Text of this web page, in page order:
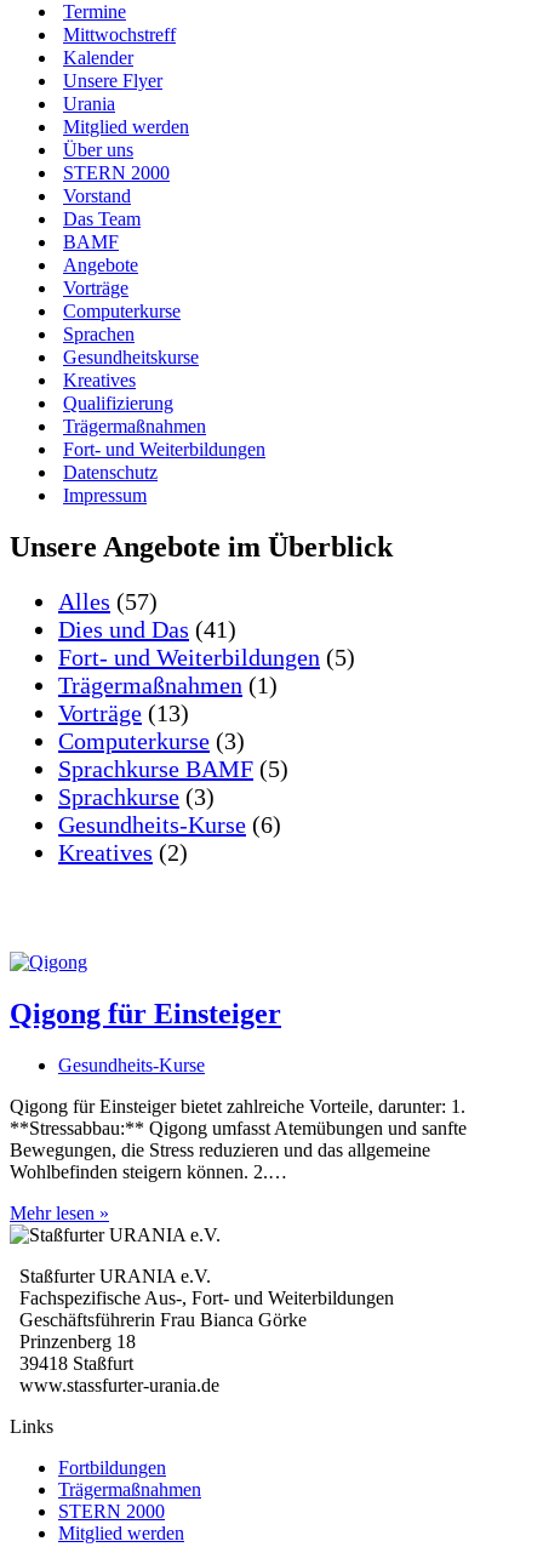
Termine
Mittwochstreff
Kalender
Unsere Flyer
Urania
Mitglied werden
Über uns
STERN 2000
Vorstand
Das Team
BAMF
Angebote
Vorträge
Computerkurse
Sprachen
Gesundheitskurse
Kreatives
Qualifizierung
Trägermaßnahmen
Fort- und Weiterbildungen
Datenschutz
Impressum
Unsere Angebote im Überblick
Alles (57)
Dies und Das (41)
Fort- und Weiterbildungen (5)
Trägermaßnahmen (1)
Vorträge (13)
Computerkurse (3)
Sprachkurse BAMF (5)
Sprachkurse (3)
Gesundheits-Kurse (6)
Kreatives (2)
Qigong für Einsteiger
Gesundheits-Kurse
Qigong für Einsteiger bietet zahlreiche Vorteile, darunter: 1.
**Stressabbau:** Qigong umfasst Atemübungen und sanfte
Bewegungen, die Stress reduzieren und das allgemeine
Wohlbefinden steigern können. 2.…
Mehr lesen »
für
Staßfurter URANIA e.V.
Fachspezifische Aus-, Fort- und Weiterbildungen
Geschäftsführerin Frau Bianca Görke
Prinzenberg 18
39418 Staßfurt
www.stassfurter-urania.de
Links
Fortbildungen
Trägermaßnahmen
STERN 2000
Mitglied werden